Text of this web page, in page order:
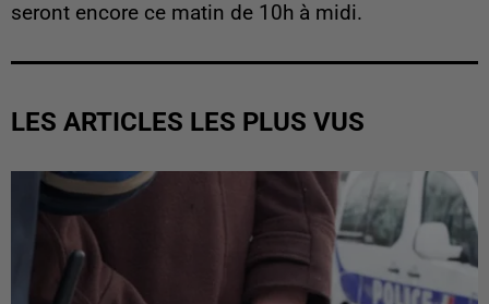
seront encore ce matin de 10h à midi.
LES ARTICLES LES PLUS VUS